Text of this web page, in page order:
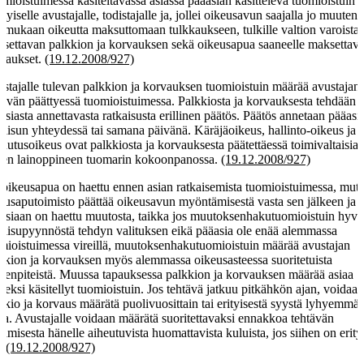
avustajalle, todistajalle ja, jollei oikeusavun saajalla jo muuten
mukaan oikeutta maksuttomaan tulkkaukseen, tulkille valtion varoista
palkkion ja korvauksen sekä oikeusapua saaneelle
(19.12.2008/927)
tulevan palkkion ja korvauksen tuomioistuin määrää avustajan
päättyessä tuomioistuimessa. Palkkiosta ja korvauksesta tehdään
annettavasta ratkaisusta erillinen päätös. Päätös annetaan
yhteydessä tai samana päivänä. Käräjäoikeus, hallinto-oikeus ja
ovat palkkiosta ja korvauksesta päätettäessä toimivaltaisia
lainoppineen tuomarin kokoonpanossa. (19.12.2008/927)
oikeusapua on haettu ennen asian ratkaisemista tuomioistuimessa,
päättää oikeusavun myöntämisestä vasta sen jälkeen ja
on haettu muutosta, taikka jos muutoksenhakutuomioistuin
tehdyn valituksen eikä pääasia ole enää alemmassa
vireillä, muutoksenhakutuomioistuin määrää avustajan
ja korvauksen myös alemmassa oikeusasteessa suoritetuista
Muussa tapauksessa palkkion ja korvauksen määrää asiaa
käsitellyt tuomioistuin. Jos tehtävä jatkuu pitkähkön ajan, voidaan
ja korvaus määrätä puolivuosittain tai erityisestä syystä
Avustajalle voidaan määrätä suoritettavaksi ennakkoa tehtävän
hänelle aiheutuvista huomattavista kuluista, jos siihen on
(19.12.2008/927)